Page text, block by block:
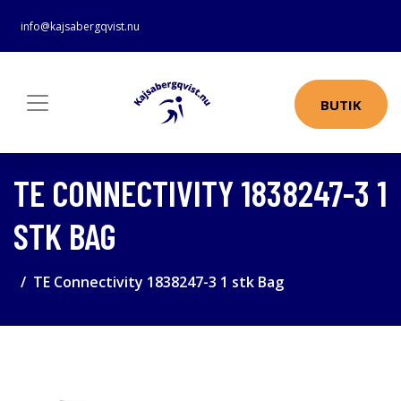
info@kajsabergqvist.nu
BUTIK
TE CONNECTIVITY 1838247-3 1
STK BAG
TE Connectivity 1838247-3 1 stk Bag